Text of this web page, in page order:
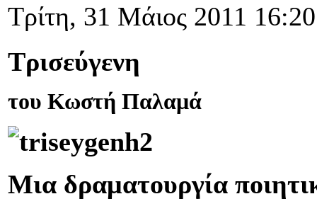
Τρίτη, 31 Μάιος 2011 16:20
Τρισεύγενη
του Κωστή Παλαμά
Μια δραματουργία